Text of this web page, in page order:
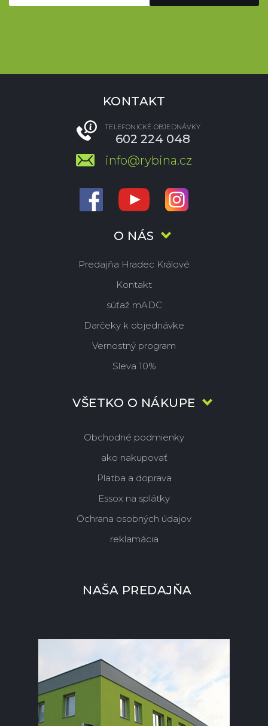
O NÁS
Predajňa Hradec Králové
Kontakt
súťaž mADC
Darčeky k objednávke
Vernostný program
Sleva 10%
VŠETKO O NÁKUPE
Obchodné podmienky
ako nakupovať
Platba a doprava
Essox na splátky
Ochrana osobných údajov
reklamácia
KONTAKT
TELEFONICKÉ OBJEDNÁVKY
602 224 048
info@rybina.cz
NAŠA PREDAJŇA